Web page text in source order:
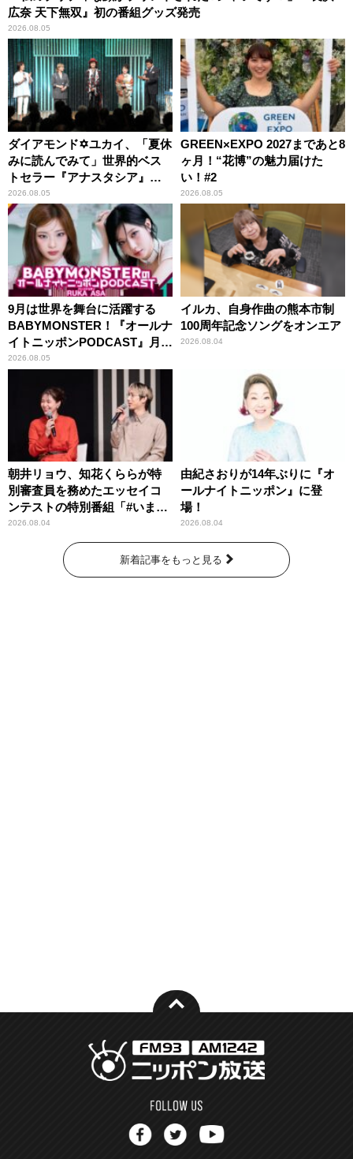
広奈 天下無双』初の番組グッズ発売
2026.08.05
ダイアモンド✡ユカイ、「夏休
みに読んでみて」世界的ベス
トセラー『アナスタシア』を
紹介
2026.08.05
GREEN×EXPO 2027まであと8
ヶ月！“花博”の魅力届けた
い！#2
2026.08.05
9月は世界を舞台に活躍する
BABYMONSTER！『オールナ
イトニッポンPODCAST』月替
わりパーソナリティ
2026.08.05
イルカ、自身作曲の熊本市制
100周年記念ソングをオンエア
2026.08.04
朝井リョウ、知花くららが特
別審査員を務めたエッセイコ
ンテストの特別番組「#いまあ
なたに伝えたいこと」
2026.08.04
由紀さおりが14年ぶりに『オ
ールナイトニッポン』に登
場！
2026.08.04
新着記事をもっと見る